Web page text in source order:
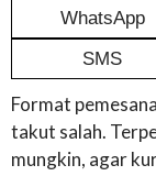
WhatsApp
SMS
Format
takut salah.
mungkin, agar